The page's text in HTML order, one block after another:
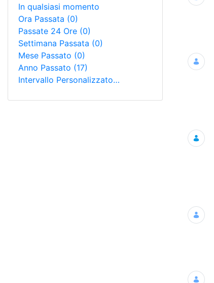
In qualsiasi momento
Ora Passata (0)
Passate 24 Ore (0)
Settimana Passata (0)
Mese Passato (0)
Anno Passato (17)
Intervallo Personalizzato…